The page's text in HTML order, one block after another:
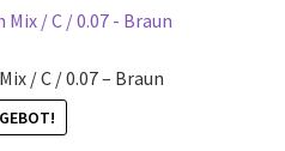
/ C / 0.07 – Braun